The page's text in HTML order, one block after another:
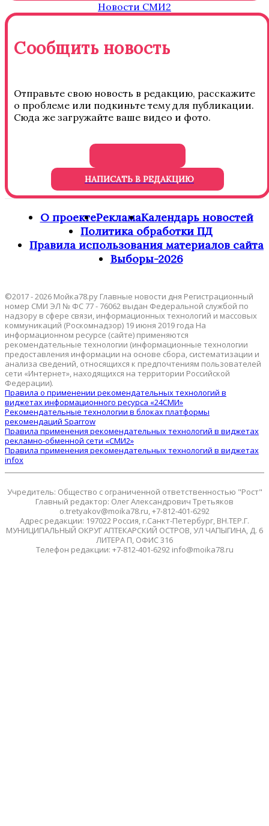
Новости СМИ2
Сообщить новость
Отправьте свою новость в редакцию, расскажите
о проблеме или подкиньте тему для публикации.
Сюда же загружайте ваше видео и фото.
НАПИСАТЬ В РЕДАКЦИЮ
О проектеРекламаКалендарь новостей
Политика обработки ПД
Правила использования материалов сайта
Выборы-2026
©2017 - 2026 Мойка78.ру Главные новости дня Регистрационный
номер СМИ ЭЛ № ФС 77 - 76062 выдан Федеральной службой по
надзору в сфере связи, информационных технологий и массовых
коммуникаций (Роскомнадзор) 19 июня 2019 года На
информационном ресурсе (сайте) применяются
рекомендательные технологии (информационные технологии
предоставления информации на основе сбора, систематизации и
анализа сведений, относящихся к предпочтениям пользователей
сети «Интернет», находящихся на территории Российской
Федерации).
Правила о применении рекомендательных технологий в
виджетах информационного ресурса «24СМИ»
Рекомендательные технологии в блоках платформы
рекомендаций Sparrow
Правила применения рекомендательных технологий в виджетах
рекламно-обменной сети «СМИ2»
Правила применения рекомендательных технологий в виджетах
infox
Учредитель: Общество с ограниченной ответственностью "Рост"
Главный редактор: Олег Александрович Третьяков
o.tretyakov@moika78.ru, +7-812-401-6292
Адрес редакции: 197022 Россия, г.Санкт-Петербург, ВН.ТЕР.Г.
МУНИЦИПАЛЬНЫЙ ОКРУГ АПТЕКАРСКИЙ ОСТРОВ, УЛ ЧАПЫГИНА, Д. 6
ЛИТЕРА П, ОФИС 316
Телефон редакции: +7-812-401-6292 info@moika78.ru